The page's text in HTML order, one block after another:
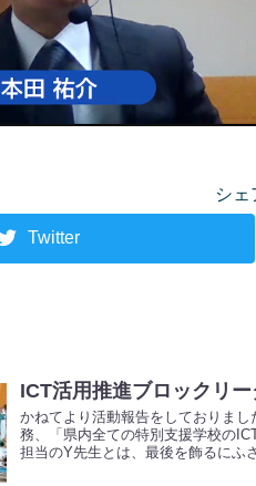
シェ
Twitter
ICT活用推進ブロックリ
かねてより活動報告をしておりま
務、「県内全ての特別支援学校の
担当のY先生とは、最後を飾るにふ